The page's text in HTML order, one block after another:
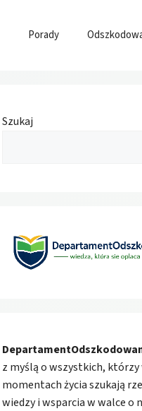
Porady
Szukaj
z myślą o wszystkich,
momentach życia szukają
wiedzy i wsparcia w walce o